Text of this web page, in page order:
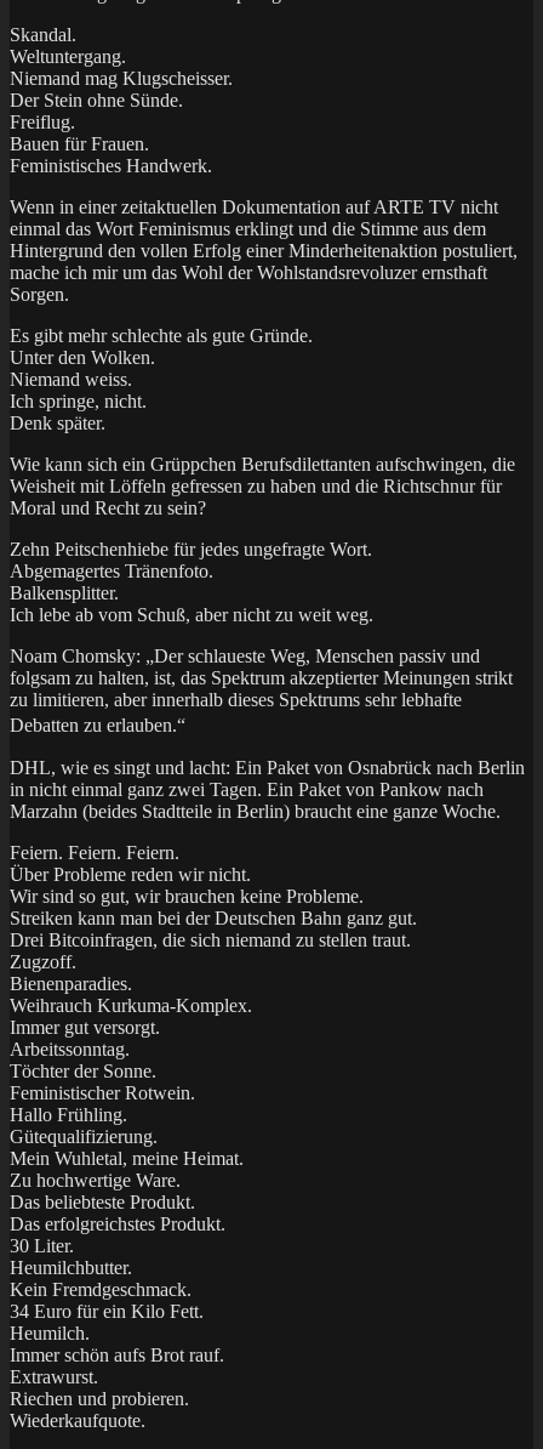
Skandal.
Weltuntergang.
Niemand mag Klugscheisser.
Der Stein ohne Sünde.
Freiflug.
Bauen für Frauen.
Feministisches Handwerk.
Wenn in einer zeitaktuellen Dokumentation auf ARTE TV nicht
einmal das Wort Feminismus erklingt und die Stimme aus dem
Hintergrund den vollen Erfolg einer Minderheitenaktion postuliert,
mache ich mir um das Wohl der Wohlstandsrevoluzer ernsthaft
Sorgen.
Es gibt mehr schlechte als gute Gründe.
Unter den Wolken.
Niemand weiss.
Ich springe, nicht.
Denk später.
Wie kann sich ein Grüppchen Berufsdilettanten aufschwingen, die
Weisheit mit Löffeln gefressen zu haben und die Richtschnur für
Moral und Recht zu sein?
Zehn Peitschenhiebe für jedes ungefragte Wort.
Abgemagertes Tränenfoto.
Balkensplitter.
Ich lebe ab vom Schuß, aber nicht zu weit weg.
Noam Chomsky: „Der schlaueste Weg, Menschen passiv und
folgsam zu halten, ist, das Spektrum akzeptierter Meinungen strikt
zu limitieren, aber innerhalb dieses Spektrums sehr lebhafte
Debatten zu erlauben.“
DHL, wie es singt und lacht: Ein Paket von Osnabrück nach Berlin
in nicht einmal ganz zwei Tagen. Ein Paket von Pankow nach
Marzahn (beides Stadtteile in Berlin) braucht eine ganze Woche.
Feiern. Feiern. Feiern.
Über Probleme reden wir nicht.
Wir sind so gut, wir brauchen keine Probleme.
Streiken kann man bei der Deutschen Bahn ganz gut.
Drei Bitcoinfragen, die sich niemand zu stellen traut.
Zugzoff.
Bienenparadies.
Weihrauch Kurkuma-Komplex.
Immer gut versorgt.
Arbeitssonntag.
Töchter der Sonne.
Feministischer Rotwein.
Hallo Frühling.
Gütequalifizierung.
Mein Wuhletal, meine Heimat.
Zu hochwertige Ware.
Das beliebteste Produkt.
Das erfolgreichstes Produkt.
30 Liter.
Heumilchbutter.
Kein Fremdgeschmack.
34 Euro für ein Kilo Fett.
Heumilch.
Immer schön aufs Brot rauf.
Extrawurst.
Riechen und probieren.
Wiederkaufquote.